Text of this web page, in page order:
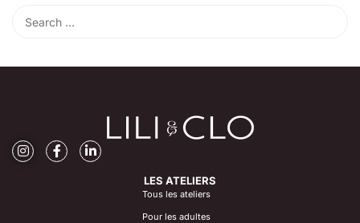
LES ATELIERS
Tous les ateliers
Pour les adultes